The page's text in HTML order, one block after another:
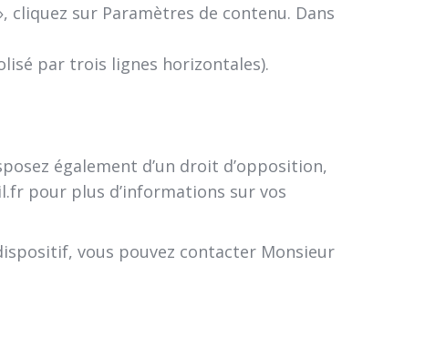
cliquez sur Paramètres de contenu. Dans
par trois lignes horizontales).
également d’un droit d’opposition,
pour plus d’informations sur vos
vous pouvez contacter Monsieur